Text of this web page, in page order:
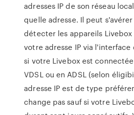
adresses IP de son réseau
quelle adresse. Il peut
détecter les appareils
votre adresse IP via l'interface
si votre Livebox est
VDSL ou en ADSL (selon
adresse IP est de type
change pas sauf si votre